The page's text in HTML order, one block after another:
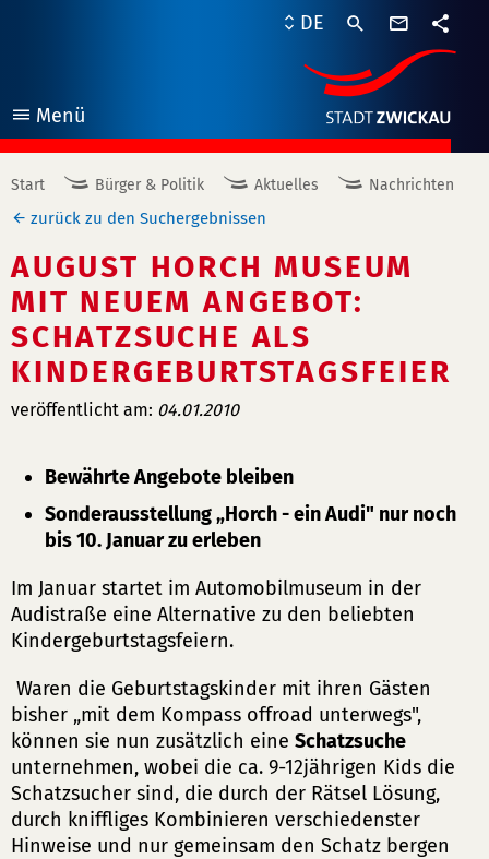
Menü
öffnen
DE
Start Bürger & Politik Aktuelles Nachrichten
zurück zu den Suchergebnissen
AUGUST HORCH MUSEUM
MIT NEUEM ANGEBOT:
SCHATZSUCHE ALS
KINDERGEBURTSTAGSFEIER
veröffentlicht am: 04.01.2010
Bewährte Angebote bleiben
Sonderausstellung „Horch - ein Audi" nur noch
bis 10. Januar zu erleben
Im Januar startet im Automobilmuseum in der
Audistraße eine Alternative zu den beliebten
Kindergeburtstagsfeiern.
Waren die Geburtstagskinder mit ihren Gästen
bisher „mit dem Kompass offroad unterwegs",
können sie nun zusätzlich eine Schatzsuche
unternehmen, wobei die ca. 9-12jährigen Kids die
Schatzsucher sind, die durch der Rätsel Lösung,
durch kniffliges Kombinieren verschiedenster
Hinweise und nur gemeinsam den Schatz bergen